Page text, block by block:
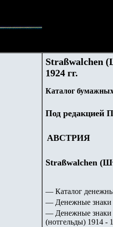
Straßwalchen
1924 гг.
Каталог
Под редакцией
АВСТРИЯ
Straßwalchen
— Каталог
— Денежные знаки
— Денежные знаки
(нотгельды) 1914 -